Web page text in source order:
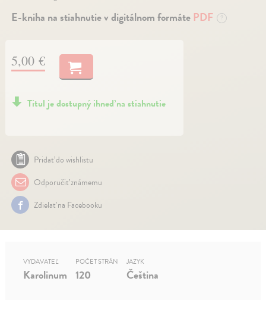
E-kniha na stiahnutie v digitálnom formáte PDF ?
5,00 €
Titul je dostupný ihneď na stiahnutie
Pridať do wishlistu
Odporučiť známemu
Zdielať na Facebooku
VYDAVATEĽ
Karolinum
POČET STRÁN
120
JAZYK
Čeština